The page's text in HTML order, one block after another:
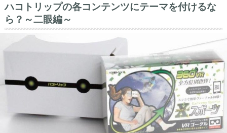
ハコトリップの各コンテンツにテーマを付けるな
ら？～二眼編～